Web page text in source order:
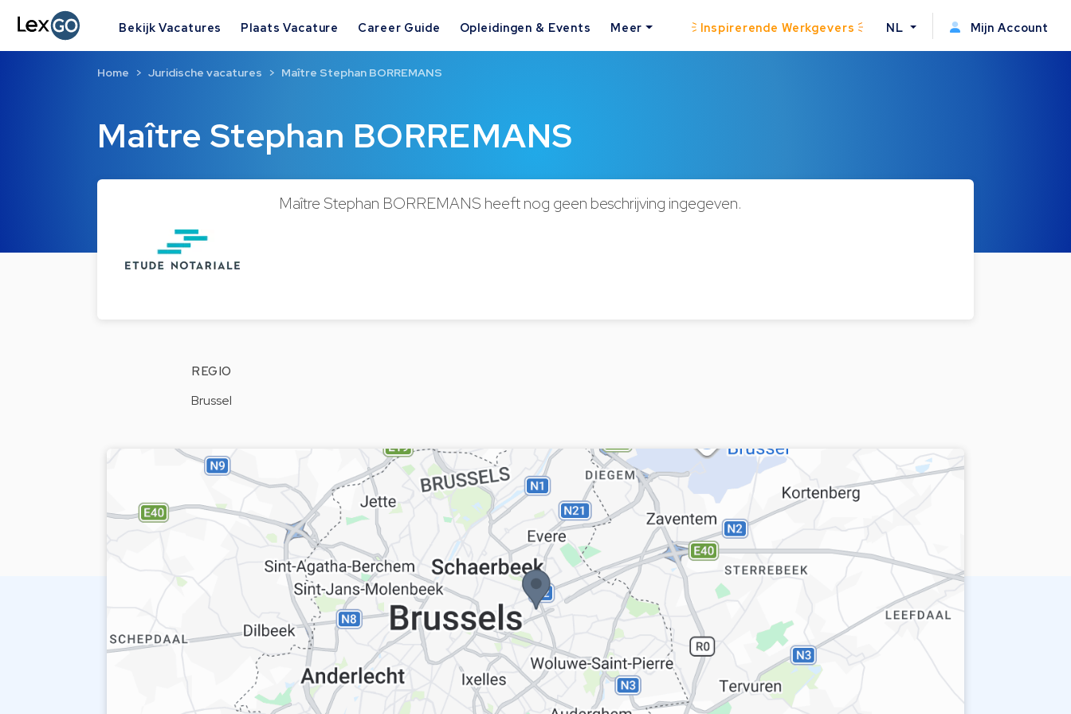
Bekijk Vacatures Plaats Vacature Career Guide Opleidingen & Events Meer Inspirerende Werkgevers NL Mijn Account
Maître Stephan BORREMANS
Home Juridische vacatures Maître Stephan BORREMANS
Maître Stephan BORREMANS heeft nog geen beschrijving ingegeven.
REGIO
Brussel